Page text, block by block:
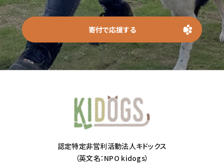
寄付で応援する
認定特定非営利活動法人キドックス
（英文名：NPO kidogs）